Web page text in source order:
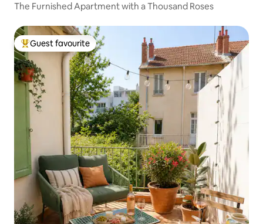
The Furnished Apartment with a Thousand Roses
Top guest favourite
Guest favourite